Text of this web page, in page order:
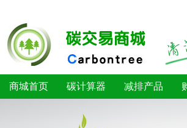
商城首页 碳计算器 减排产品